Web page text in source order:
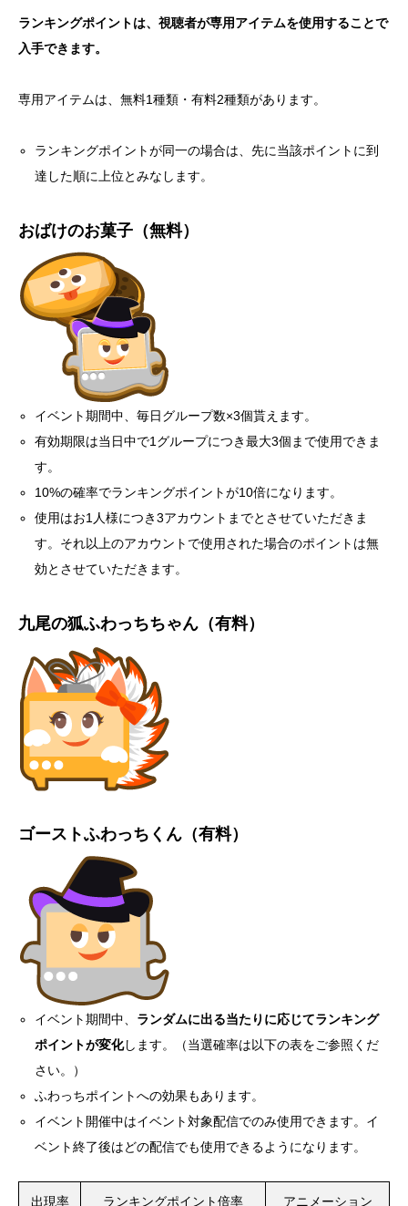
ランキングポイントは、視聴者が専用アイテムを使用することで
入手できます。
専用アイテムは、無料1種類・有料2種類があります。
ランキングポイントが同一の場合は、先に当該ポイントに到
達した順に上位とみなします。
おばけのお菓子（無料）
イベント期間中、毎日グループ数×3個貰えます。
有効期限は当日中で1グループにつき最大3個まで使用できま
す。
10%の確率でランキングポイントが10倍になります。
使用はお1人様につき3アカウントまでとさせていただきま
す。それ以上のアカウントで使用された場合のポイントは無
効とさせていただきます。
九尾の狐ふわっちちゃん（有料）
ゴーストふわっちくん（有料）
イベント期間中、 ランダムに出る当たりに応じてランキング
ポイントが変化します。（当選確率は以下の表をご参照くだ
さい。）
ふわっちポイントへの効果もあります。
イベント開催中はイベント対象配信でのみ使用できます。イ
ベント終了後はどの配信でも使用できるようになります。
出現率 ランキングポイント倍率 アニメーション